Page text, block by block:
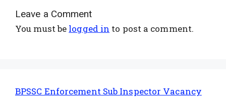
Leave a Comment
You must be logged in to post a comment.
BPSSC Enforcement Sub Inspector Vacancy